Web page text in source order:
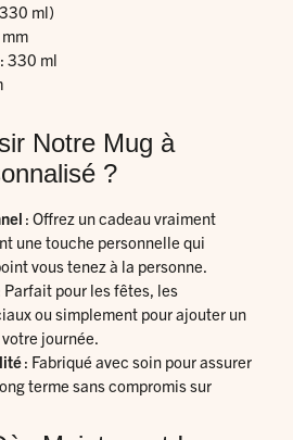
ml)
: 330 ml
Notre Mug à
?
: Offrez un cadeau vraiment
une touche personnelle qui
vous tenez à la personne.
pour les fêtes, les
ou simplement pour ajouter un
journée.
: Fabriqué avec soin pour assurer
terme sans compromis sur